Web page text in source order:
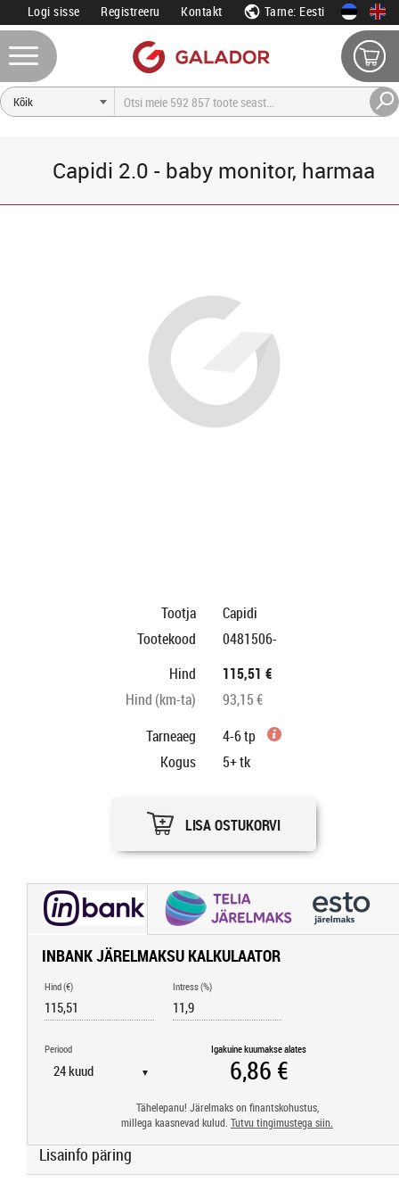
Logi sisse Registreeru Kontakt Tarne: Eesti
Capidi 2.0 - baby monitor, harmaa
Tootja
Capidi
Tootekood
0481506-
Hind
115,51 €
Hind (km-ta)
93,15 €
Tarneaeg
4-6 tp
Kogus
5+tk
LISA OSTUKORVI
INBANK JÄRELMAKSU KALKULAATOR
Hind (€) Intress (%)
Periood
▼
Igakuine kuumakse alates
Tähelepanu! Järelmaks on finantskohustus,
millega kaasnevad kulud. Tutvu tingimustega siin.
Lisainfo päring